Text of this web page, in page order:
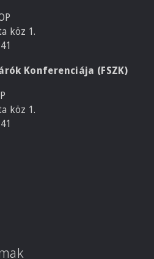
köz 1.
Konferenciája (FSZK)
köz 1.